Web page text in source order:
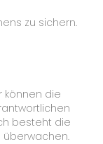
zu sichern.
können die
besteht die
überwachen.